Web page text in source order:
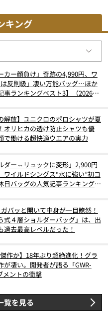
キング
カー顔負け」奇跡の4,990円、ワ
反則級」凄い万能バッグ…ほか
事ランキングベスト3】（2026年
解放】ユニクロのポロシャツが夏
オリヒカの透け防止シャツも優
で働ける超快適ウエアの実力
ダー⇔リュックに変形」2,900円
ワイルドシングス“水に強い”初コ
バッグの人気記事ランキングベ
バッと開いて中身が一目瞭然！
式４層ショルダーバッグ」は、出
過去最高レベルだった！
傑作か】18年ぶり超絶進化！グラ
が凄い。開発者が語る「GWR-
メントの衝撃
覧を見る